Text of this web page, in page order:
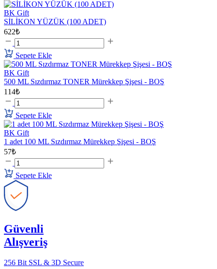
BK Gift
SİLİKON YÜZÜK (100 ADET)
622₺
Sepete Ekle
BK Gift
500 ML Sızdırmaz TONER Mürekkep Şişesi - BOŞ
114₺
Sepete Ekle
BK Gift
1 adet 100 ML Sızdırmaz Mürekkep Şişesi - BOŞ
57₺
Sepete Ekle
Güvenli
Alışveriş
256 Bit SSL & 3D Secure